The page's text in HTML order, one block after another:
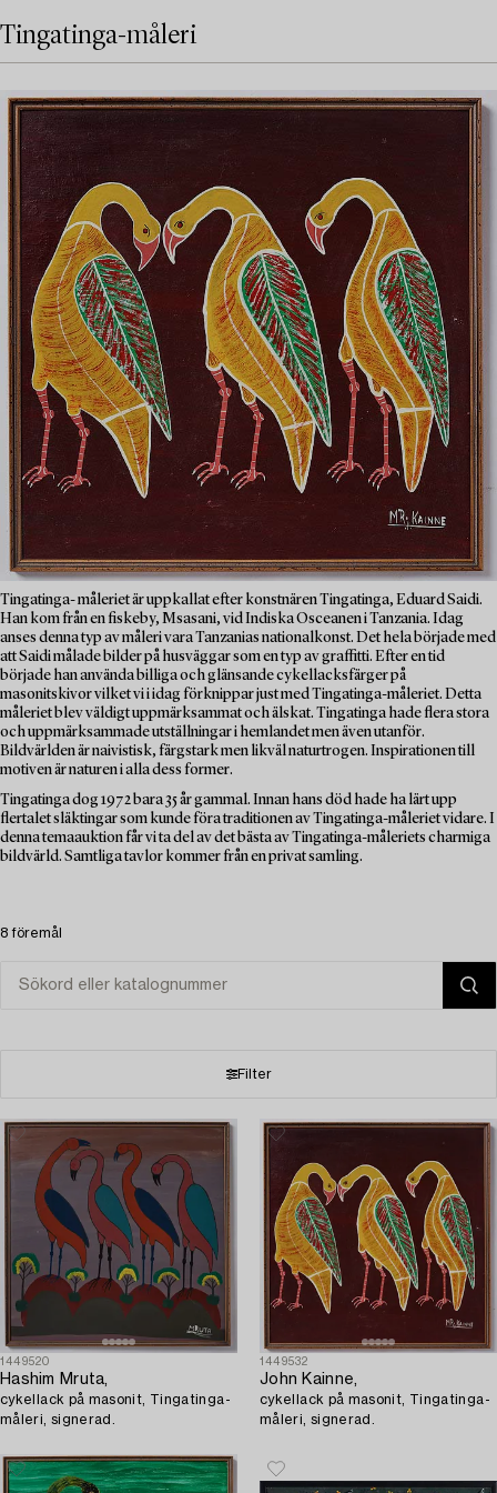
Tingatinga-måleri
Tingatinga- måleriet är uppkallat efter konstnären Tingatinga, Eduard Saidi.
Han kom från en fiskeby, Msasani, vid Indiska Osceanen i Tanzania. Idag
anses denna typ av måleri vara Tanzanias nationalkonst. Det hela började med
att Saidi målade bilder på husväggar som en typ av graffitti. Efter en tid
började han använda billiga och glänsande cykellacksfärger på
masonitskivor vilket vi i idag förknippar just med Tingatinga-måleriet. Detta
måleriet blev väldigt uppmärksammat och älskat. Tingatinga hade flera stora
och uppmärksammade utställningar i hemlandet men även utanför.
Bildvärlden är naivistisk, färgstark men likväl naturtrogen. Inspirationen till
motiven är naturen i alla dess former.
Tingatinga dog 1972 bara 35 år gammal. Innan hans död hade ha lärt upp
flertalet släktingar som kunde föra traditionen av Tingatinga-måleriet vidare. I
denna temaauktion får vi ta del av det bästa av Tingatinga-måleriets charmiga
bildvärld. Samtliga tavlor kommer från en privat samling.
8 föremål
Filter
1449520
Hashim Mruta,
cykellack på masonit, Tingatinga-
måleri, signerad.
1449532
John Kainne,
cykellack på masonit, Tingatinga-
måleri, signerad.